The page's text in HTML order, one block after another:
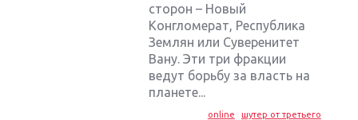
сторон – Новый
Конгломерат, Республика
Землян или Суверенитет
Вану. Эти три фракции
ведут борьбу за власть на
планете...
online
шутер от третьего